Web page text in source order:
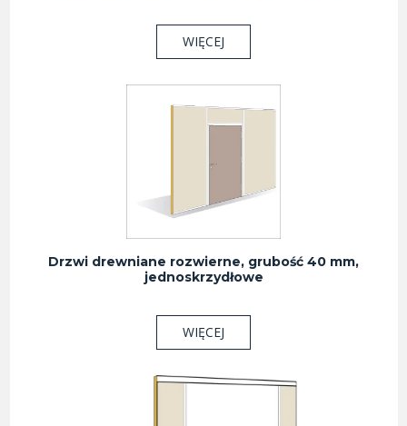
WIĘCEJ
Drzwi drewniane rozwierne, grubość 40 mm,
jednoskrzydłowe
WIĘCEJ